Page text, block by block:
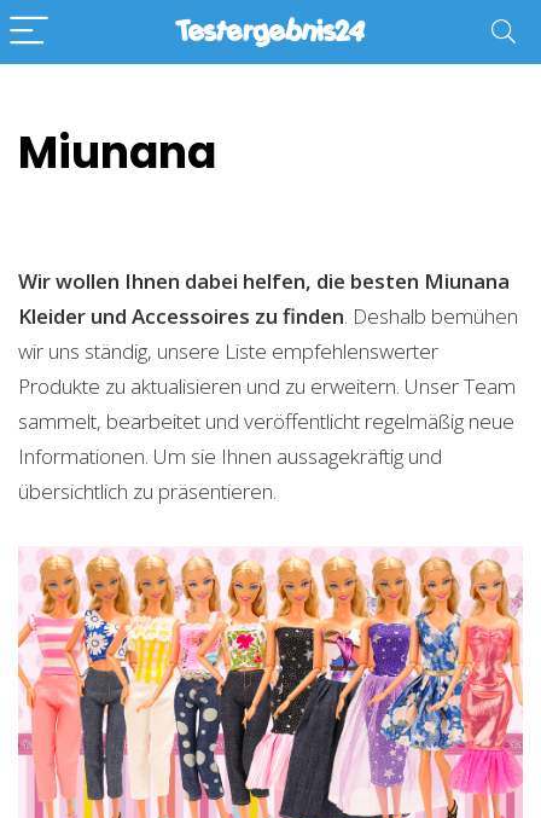
Miunana
Wir wollen Ihnen dabei helfen, die besten Miunana
Kleider und Accessoires zu finden. Deshalb bemühen
wir uns ständig, unsere Liste empfehlenswerter
Produkte zu aktualisieren und zu erweitern. Unser Team
sammelt, bearbeitet und veröffentlicht regelmäßig neue
Informationen. Um sie Ihnen aussagekräftig und
übersichtlich zu präsentieren.